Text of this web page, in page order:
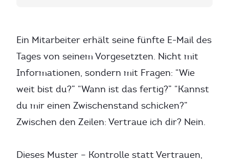
Ein Mitarbeiter erhält seine fünfte E-Mail des
Tages von seinem Vorgesetzten. Nicht mit
Informationen, sondern mit Fragen: “Wie
weit bist du?” “Wann ist das fertig?” “Kannst
du mir einen Zwischenstand schicken?”
Zwischen den Zeilen: Vertraue ich dir? Nein.
Dieses Muster – Kontrolle statt Vertrauen,